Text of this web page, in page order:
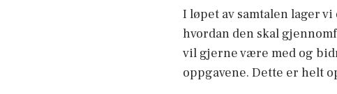
I løpet av samtalen lager
hvordan den skal
vil gjerne være med og
oppgavene. Dette er helt